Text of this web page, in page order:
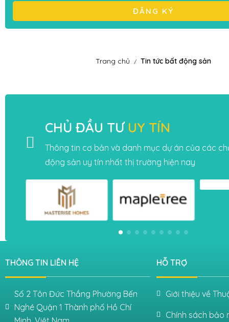
ĐĂNG KÝ
Trang chủ / Tin tức bất động sản
CHỦ ĐẦU TƯ UY TÍN
Thông tin cơ bản và danh mục dự án của các
động sản uy tín nhất thị trường hiện nay
THÔNG TIN LIÊN HỆ
Số 2 Tôn Đức Thắng Phường Bến
Nghé Quận 1 Thành phố Hồ Chí
HỖ TRỢ
Giới thiệu về
Chính sách bảo